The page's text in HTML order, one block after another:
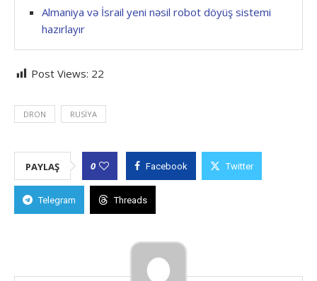
Almaniya və İsrail yeni nəsil robot döyüş sistemi
hazırlayır
Post Views: 22
DRON RUSIYA
PAYLAŞ 0 Facebook Twitter
Telegram Threads